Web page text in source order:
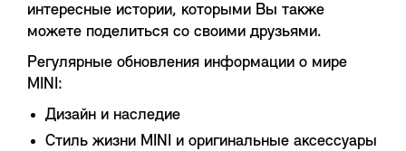
интересные истории, которыми Вы также
можете поделиться со своими друзьями.
Регулярные обновления информации о мире
MINI:
Дизайн и наследие
Стиль жизни MINI и оригинальные аксессуары